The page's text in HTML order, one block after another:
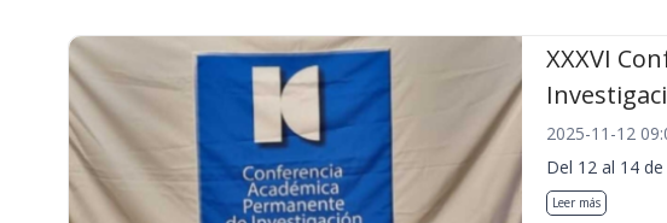
XXXVI
2025-11-12
Del 12 al 14
Leer más